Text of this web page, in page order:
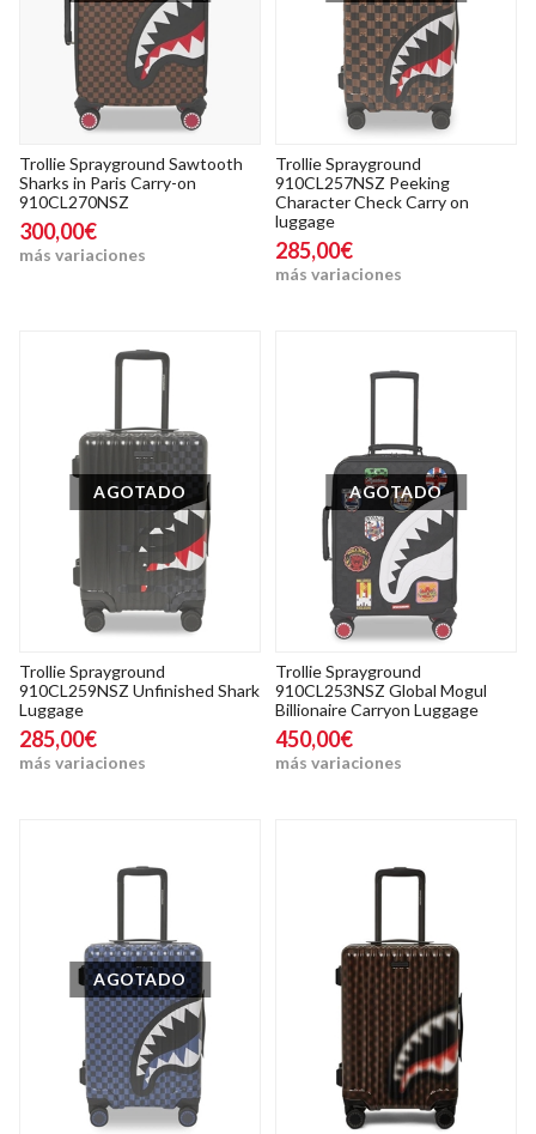
Trollie Sprayground Sawtooth
Sharks in Paris Carry-on
910CL270NSZ
300,00€
más variaciones
Trollie Sprayground
910CL257NSZ Peeking
Character Check Carry on
luggage
285,00€
más variaciones
AGOTADO
Trollie Sprayground
910CL259NSZ Unfinished Shark
Luggage
285,00€
más variaciones
AGOTADO
Trollie Sprayground
910CL253NSZ Global Mogul
Billionaire Carryon Luggage
450,00€
más variaciones
AGOTADO